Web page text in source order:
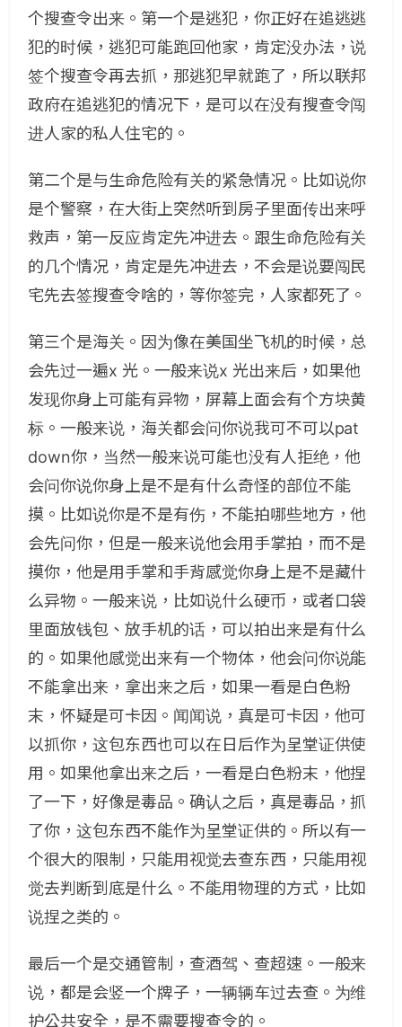
个搜查令出来。第一个是逃犯，你正好在追逃逃
犯的时候，逃犯可能跑回他家，肯定没办法，说
签个搜查令再去抓，那逃犯早就跑了，所以联邦
政府在追逃犯的情况下，是可以在没有搜查令闯
进人家的私人住宅的。
第二个是与生命危险有关的紧急情况。比如说你
是个警察，在大街上突然听到房子里面传出来呼
救声，第一反应肯定先冲进去。跟生命危险有关
的几个情况，肯定是先冲进去，不会是说要闯民
宅先去签搜查令啥的，等你签完，人家都死了。
第三个是海关。因为像在美国坐飞机的时候，总
会先过一遍x 光。一般来说x 光出来后，如果他
发现你身上可能有异物，屏幕上面会有个方块黄
标。一般来说，海关都会问你说我可不可以pat
down你，当然一般来说可能也没有人拒绝，他
会问你说你身上是不是有什么奇怪的部位不能
摸。比如说你是不是有伤，不能拍哪些地方，他
会先问你，但是一般来说他会用手掌拍，而不是
摸你，他是用手掌和手背感觉你身上是不是藏什
么异物。一般来说，比如说什么硬币，或者口袋
里面放钱包、放手机的话，可以拍出来是有什么
的。如果他感觉出来有一个物体，他会问你说能
不能拿出来，拿出来之后，如果一看是白色粉
末，怀疑是可卡因。闻闻说，真是可卡因，他可
以抓你，这包东西也可以在日后作为呈堂证供使
用。如果他拿出来之后，一看是白色粉末，他捏
了一下，好像是毒品。确认之后，真是毒品，抓
了你，这包东西不能作为呈堂证供的。所以有一
个很大的限制，只能用视觉去查东西，只能用视
觉去判断到底是什么。不能用物理的方式，比如
说捏之类的。
最后一个是交通管制，查酒驾、查超速。一般来
说，都是会竖一个牌子，一辆辆车过去查。为维
护公共安全，是不需要搜查令的。